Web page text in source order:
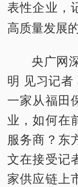
表性企业，
高质量发展
央广网
明 见习记者
一家从福田
业，如何在
服务商？东
文在接受记
家供应链上